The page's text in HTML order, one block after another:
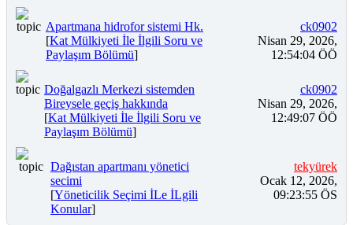
Apartmana hidrofor sistemi Hk.
[Kat Mülkiyeti İle İlgili Soru ve
Paylaşım Bölümü]
ck0902
Nisan 29, 2026,
12:54:04 ÖÖ
Doğalgazlı Merkezi sistemden
Bireysele geçiş hakkında
[Kat Mülkiyeti İle İlgili Soru ve
Paylaşım Bölümü]
ck0902
Nisan 29, 2026,
12:49:07 ÖÖ
Dağıstan apartmanı yönetici
secimi
[Yöneticilik Seçimi İLe İLgili
Konular]
tekyürek
Ocak 12, 2026,
09:23:55 ÖS